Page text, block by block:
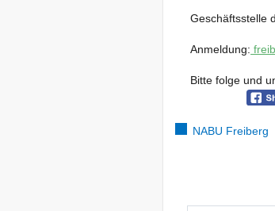
Geschäftsstelle
Anmeldung:
Bitte folge und
NABU Freiberg